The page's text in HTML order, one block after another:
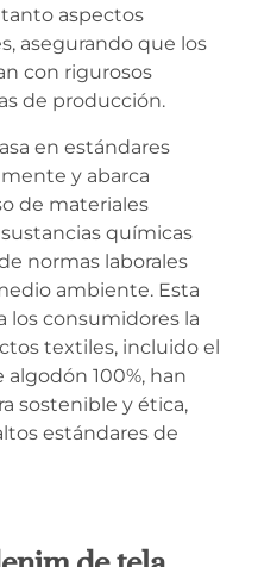
tanto aspectos
asegurando que los
con rigurosos
de producción.
en estándares
y abarca
de materiales
químicas
normas laborales
ambiente. Esta
los consumidores la
textiles, incluido el
100%, han
sostenible y ética,
estándares de